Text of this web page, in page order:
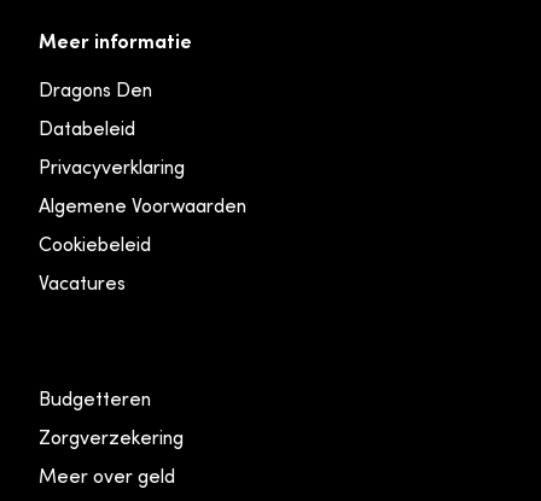
Meer informatie
Dragons Den
Databeleid
Privacyverklaring
Algemene Voorwaarden
Cookiebeleid
Vacatures
Budgetteren
Zorgverzekering
Meer over geld